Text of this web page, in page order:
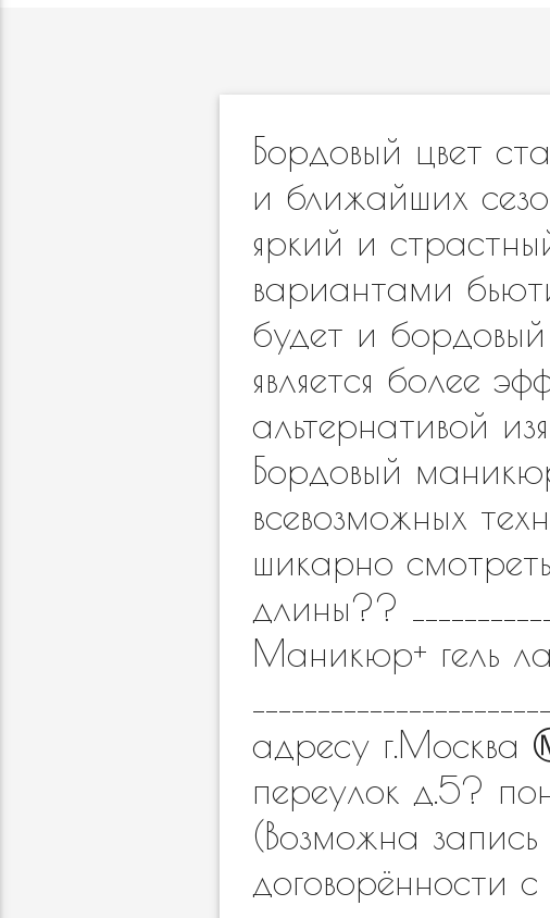
Бордовый цвет
и ближайших
яркий и
вариантами
будет и
является более
альтернативой
Бордовый
всевозможных
шикарно
длины??
Маникюр+ гель
адресу г.Москва
переулок д.5?
(Возможна
договорённости